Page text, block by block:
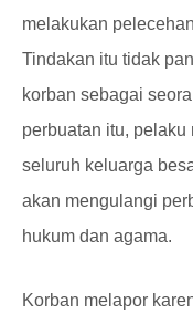
melakukan
Tindakan itu tidak
korban sebagai
perbuatan itu, pelaku
seluruh keluarga
akan mengulangi
hukum dan agama.
Korban melapor